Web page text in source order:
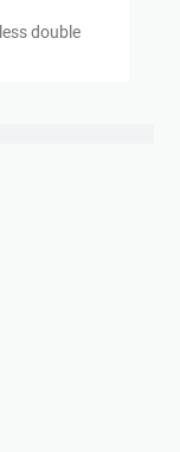
double